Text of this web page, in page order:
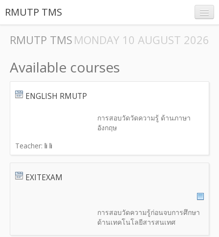
RMUTP TMS
RMUTP TMS MONDAY 10 AUGUST 2026
Available courses
ENGLISH RMUTP
การสอบวัดวัดความรู้ ด้านภาษา
อังกฤษ
Teacher: li li
EXITEXAM
การสอบวัดความรู้ก่อนจบการศึกษา
ด้านเทคโนโลยีสารสนเทศ